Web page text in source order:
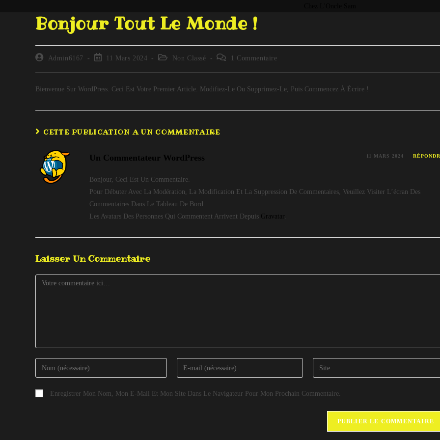
Bonjour Tout Le Monde !
Admin6167 11 Mars 2024 Non Classé 1 Commentaire
Bienvenue Sur WordPress. Ceci Est Votre Premier Article. Modifiez-Le Ou Supprimez-Le, Puis Commencez À Écrire !
CETTE PUBLICATION A UN COMMENTAIRE
Un Commentateur WordPress 11 MARS 2024
Bonjour, Ceci Est Un Commentaire.
Pour Débuter Avec La Modération, La Modification Et La Suppression De Commentaires, Veuillez Visiter L’écran Des
Commentaires Dans Le Tableau De Bord.
Les Avatars Des Personnes Qui Commentent Arrivent Depuis Gravatar .
Laisser Un Commentaire
Enregistrer Mon Nom, Mon E-Mail Et Mon Site Dans Le Navigateur Pour Mon Prochain Commentaire.